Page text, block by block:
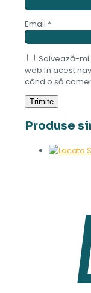
Email *
Salvează-mi
web în acest
când o să
Produse